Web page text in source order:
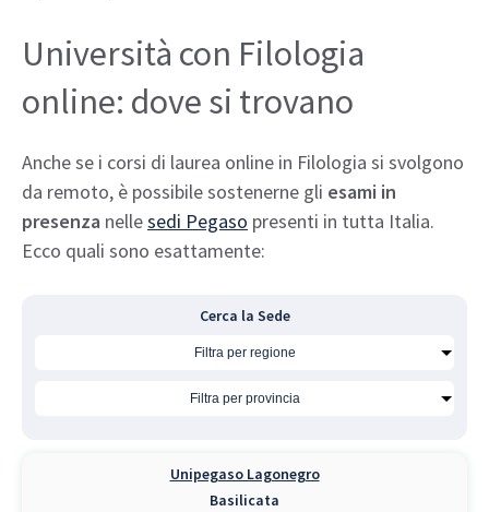
Università con Filologia
online: dove si trovano
Anche se i corsi di laurea online in Filologia si svolgono
da remoto, è possibile sostenerne gli esami in
presenza nellesedi Pegaso presenti in tutta Italia.
Ecco quali sono esattamente:
Cerca la Sede
Unipegaso Lagonegro
Basilicata